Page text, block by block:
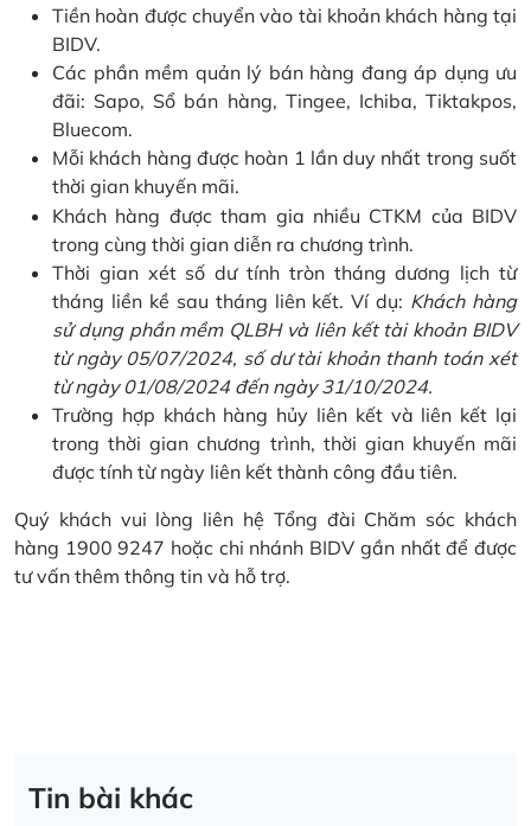
Tiền hoàn được chuyển vào tài khoản khách hàng tại
BIDV.
Các phần mềm quản lý bán hàng đang áp dụng ưu
đãi: Sapo, Sổ bán hàng, Tingee, Ichiba, Tiktakpos,
Bluecom.
Mỗi khách hàng được hoàn 1 lần duy nhất trong suốt
thời gian khuyến mãi.
Khách hàng được tham gia nhiều CTKM của BIDV
trong cùng thời gian diễn ra chương trình.
Thời gian xét số dư tính tròn tháng dương lịch từ
tháng liền kề sau tháng liên kết. Ví dụ: Khách hàng
sử dụng phần mềm QLBH và liên kết tài khoản BIDV
từ ngày 05/07/2024, số dư tài khoản thanh toán xét
từ ngày 01/08/2024 đến ngày 31/10/2024.
Trường hợp khách hàng hủy liên kết và liên kết lại
trong thời gian chương trình, thời gian khuyến mãi
được tính từ ngày liên kết thành công đầu tiên.
Quý khách vui lòng liên hệ Tổng đài Chăm sóc khách
hàng 1900 9247 hoặc chi nhánh BIDV gần nhất để được
tư vấn thêm thông tin và hỗ trợ.
Tin bài khác